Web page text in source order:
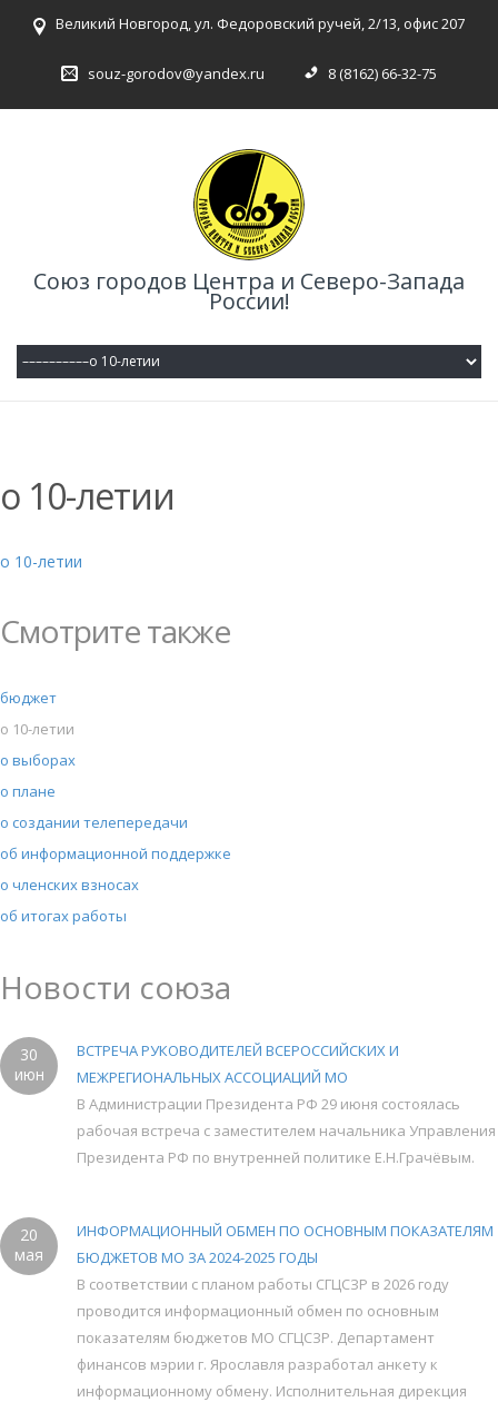
Великий Новгород, ул. Федоровский ручей, 2/13, офис 207
souz-gorodov@yandex.ru 8 (8162) 66-32-75
Союз городов Центра и Северо-Запада
России!
о 10-летии
о 10-летии
Смотрите также
бюджет
о 10-летии
о выборах
о плане
о создании телепередачи
об информационной поддержке
о членских взносах
об итогах работы
Новости союза
30
июн
ВСТРЕЧА РУКОВОДИТЕЛЕЙ ВСЕРОССИЙСКИХ И
МЕЖРЕГИОНАЛЬНЫХ АССОЦИАЦИЙ МО
В Администрации Президента РФ 29 июня состоялась
рабочая встреча с заместителем начальника Управления
Президента РФ по внутренней политике Е.Н.Грачёвым.
20
мая
ИНФОРМАЦИОННЫЙ ОБМЕН ПО ОСНОВНЫМ ПОКАЗАТЕЛЯМ
БЮДЖЕТОВ МО ЗА 2024-2025 ГОДЫ
В соответствии с планом работы СГЦСЗР в 2026 году
проводится информационный обмен по основным
показателям бюджетов МО СГЦСЗР. Департамент
финансов мэрии г. Ярославля разработал анкету к
информационному обмену. Исполнительная дирекция